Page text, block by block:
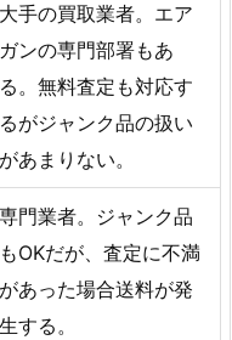
大手の買取業者。エア
ガンの専門部署もあ
る。無料査定も対応す
るがジャンク品の扱い
があまりない。
専門業者。ジャンク品
もOKだが、査定に不満
があった場合送料が発
生する。